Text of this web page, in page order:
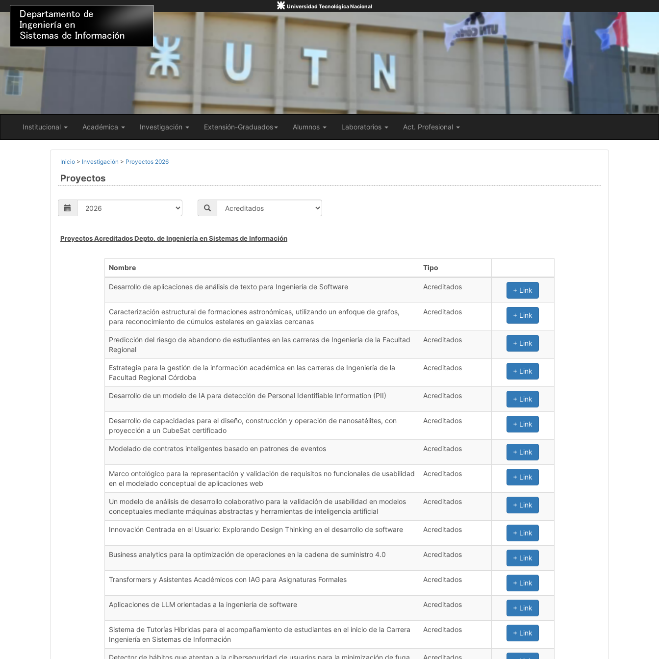
Universidad Tecnológica Nacional
Institucional Académica Investigación Extensión-Graduados Alumnos Laboratorios Act. Profesional
Inicio > Investigación > Proyectos 2026
Proyectos
Proyectos Acreditados Depto. de Ingeniería en Sistemas de Información
Nombre Tipo
Desarrollo de aplicaciones de análisis de texto para Ingeniería de Software Acreditados + Link
Caracterización estructural de formaciones astronómicas, utilizando un enfoque de grafos,
para reconocimiento de cúmulos estelares en galaxias cercanas
Acreditados + Link
Predicción del riesgo de abandono de estudiantes en las carreras de Ingeniería de la Facultad
Regional
Acreditados + Link
Estrategia para la gestión de la información académica en las carreras de Ingeniería de la
Facultad Regional Córdoba
Acreditados + Link
Desarrollo de un modelo de IA para detección de Personal Identifiable Information (PII) Acreditados + Link
Desarrollo de capacidades para el diseño, construcción y operación de nanosatélites, con
proyección a un CubeSat certificado
Acreditados + Link
Modelado de contratos inteligentes basado en patrones de eventos Acreditados + Link
Marco ontológico para la representación y validación de requisitos no funcionales de usabilidad
en el modelado conceptual de aplicaciones web
Acreditados + Link
Un modelo de análisis de desarrollo colaborativo para la validación de usabilidad en modelos
conceptuales mediante máquinas abstractas y herramientas de inteligencia artificial
Acreditados + Link
Innovación Centrada en el Usuario: Explorando Design Thinking en el desarrollo de software Acreditados + Link
Business analytics para la optimización de operaciones en la cadena de suministro 4.0 Acreditados + Link
Transformers y Asistentes Académicos con IAG para Asignaturas Formales Acreditados + Link
Aplicaciones de LLM orientadas a la ingeniería de software Acreditados + Link
Sistema de Tutorías Híbridas para el acompañamiento de estudiantes en el inicio de la Carrera
Ingeniería en Sistemas de Información
Acreditados + Link